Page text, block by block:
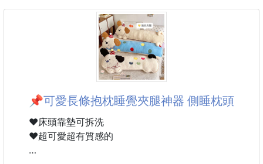
#精華鴨腿直接帶回家
🦆 高級排餐等級，在家簡單煎就能享用！
這次幫大家找到超誘人的 帶骨櫻桃鴨腿，香甜、鮮
人忍不住一直偷看鍋子！😍
嚴選來自花蓮好山好水飼養的
📌可愛長條抱枕睡覺夾腿神器 側睡枕頭
❤️床頭靠墊可拆洗
❤️超可愛超有質感的